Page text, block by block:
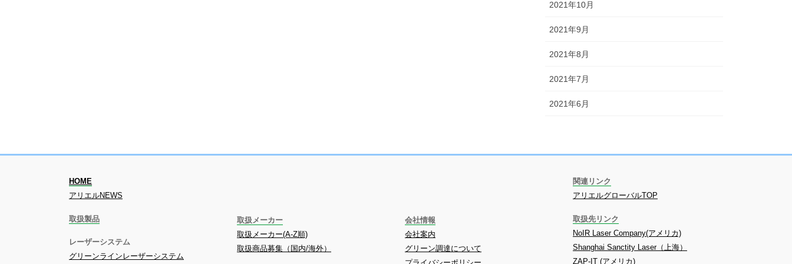
2021年10月
2021年9月
2021年8月
2021年7月
2021年6月
HOME
アリエルNEWS
取扱製品
レーザーシステム
グリーンラインレーザーシステム
取扱メーカー
取扱メーカー(A-Z順)
取扱商品募集（国内/海外）
会社情報
会社案内
グリーン調達について
関連リンク
アリエルグローバルTOP
取扱先リンク
NoIR Laser Company(アメリカ)
Shanghai Sanctity Laser（上海）
ZAP-IT (アメリカ)